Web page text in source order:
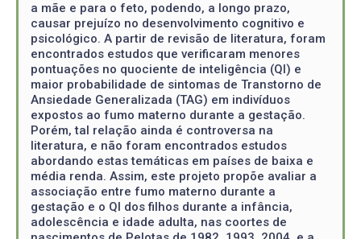
a mãe e para o feto, podendo, a longo prazo,
causar prejuízo no desenvolvimento cognitivo e
psicológico. A partir de revisão de literatura, foram
encontrados estudos que verificaram menores
pontuações no quociente de inteligência (QI) e
maior probabilidade de sintomas de Transtorno de
Ansiedade Generalizada (TAG) em indivíduos
expostos ao fumo materno durante a gestação.
Porém, tal relação ainda é controversa na
literatura, e não foram encontrados estudos
abordando estas temáticas em países de baixa e
média renda. Assim, este projeto propõe avaliar a
associação entre fumo materno durante a
gestação e o QI dos filhos durante a infância,
adolescência e idade adulta, nas coortes de